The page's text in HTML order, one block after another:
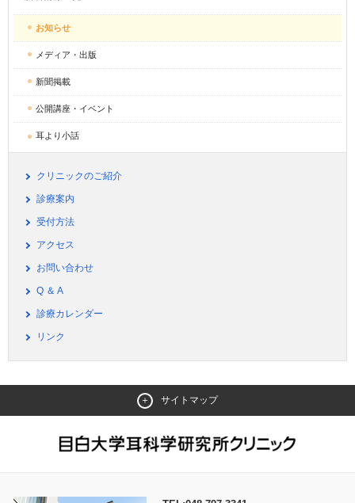
お知らせ
メディア・出版
新聞掲載
公開講座・イベント
耳より小話
クリニックのご紹介
診療案内
受付方法
アクセス
お問い合わせ
Q ＆ A
診療カレンダー
リンク
サイトマップ